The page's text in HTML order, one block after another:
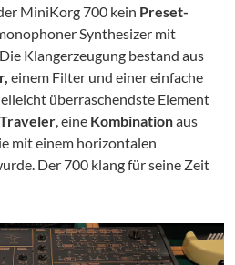
MiniKorg 700 kein Preset-
Synthesizer mit
Klangerzeugung bestand aus
einem Filter und einer einfache
überraschendste Element
Traveler, eine Kombinationaus
mit einem horizontalen
Der 700 klang für seine Zeit